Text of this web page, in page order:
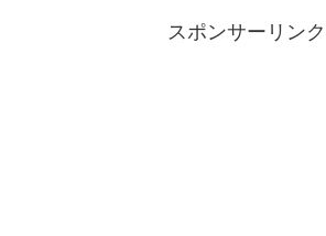
スポンサーリンク